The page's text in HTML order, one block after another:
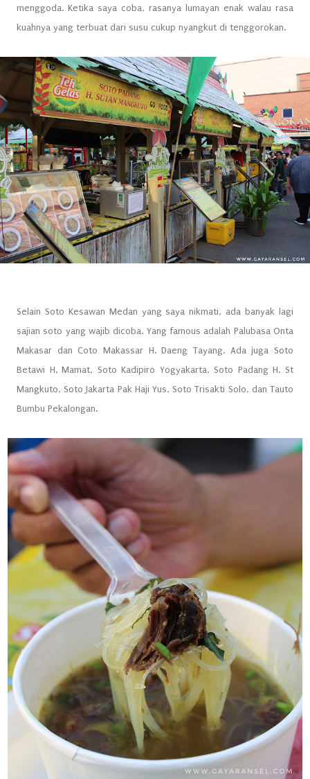
menggoda. Ketika saya coba, rasanya lumayan enak walau rasa
kuahnya yang terbuat dari susu cukup nyangkut di tenggorokan.
Selain Soto Kesawan Medan yang saya nikmati, ada banyak lagi
sajian soto yang wajib dicoba. Yang famous adalah Palubasa Onta
Makasar dan Coto Makassar H. Daeng Tayang. Ada juga Soto
Betawi H. Mamat, Soto Kadipiro Yogyakarta, Soto Padang H. St
Mangkuto, Soto Jakarta Pak Haji Yus, Soto Trisakti Solo, dan Tauto
Bumbu Pekalongan.